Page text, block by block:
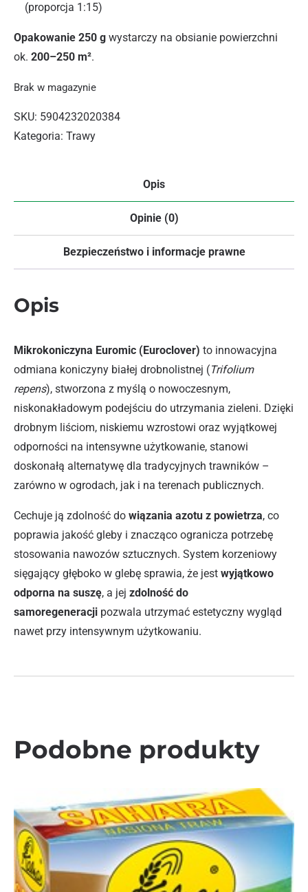
(proporcja 1:15)
Opakowanie 250 g wystarczy na obsianie powierzchni
ok. 200–250 m².
Brak w magazynie
SKU: 5904232020384
Kategoria: Trawy
Opis
Opinie (0)
Bezpieczeństwo i informacje prawne
Opis
Mikrokoniczyna Euromic (Euroclover) to innowacyjna
odmiana koniczyny białej drobnolistnej (Trifolium
repens), stworzona z myślą o nowoczesnym,
niskonakładowym podejściu do utrzymania zieleni. Dzięki
drobnym liściom, niskiemu wzrostowi oraz wyjątkowej
odporności na intensywne użytkowanie, stanowi
doskonałą alternatywę dla tradycyjnych trawników –
zarówno w ogrodach, jak i na terenach publicznych.
Cechuje ją zdolność do wiązania azotu z powietrza, co
poprawia jakość gleby i znacząco ogranicza potrzebę
stosowania nawozów sztucznych. System korzeniowy
sięgający głęboko w glebę sprawia, że jest wyjątkowo
odporna na suszę, a jej zdolność do
samoregeneracji pozwala utrzymać estetyczny wygląd
nawet przy intensywnym użytkowaniu.
Podobne produkty